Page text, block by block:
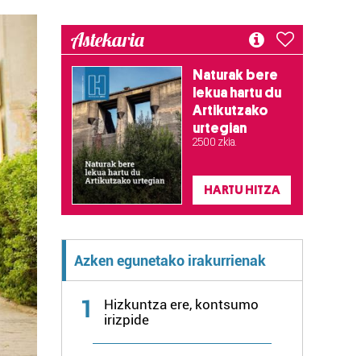
Astekaria
Naturak bere
lekua hartu du
Artikutzako
urtegian
2.500 zkia.
HARTU HITZA
Azken egunetako irakurrienak
1
Hizkuntza ere, kontsumo
irizpide